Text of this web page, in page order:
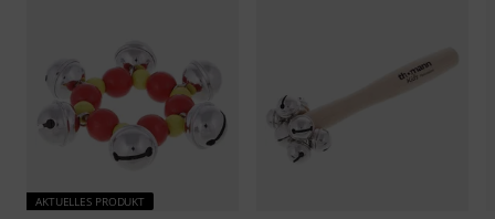
AKTUELLES PRODUKT